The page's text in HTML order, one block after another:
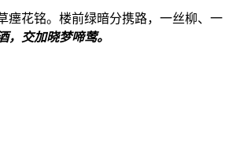
瘗花铭。楼前绿暗分携路，一丝柳、一
，交加晓梦啼莺。